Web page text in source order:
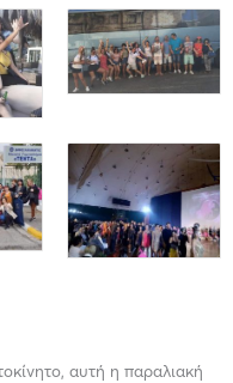
αυτή η παραλιακή